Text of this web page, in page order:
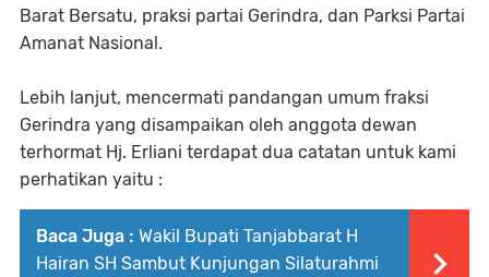
Barat Bersatu, praksi partai Gerindra, dan Parksi Partai
Amanat Nasional.
Lebih lanjut, mencermati pandangan umum fraksi
Gerindra yang disampaikan oleh anggota dewan
terhormat Hj. Erliani terdapat dua catatan untuk kami
perhatikan yaitu :
Baca Juga : Wakil Bupati Tanjabbarat H
Hairan SH Sambut Kunjungan Silaturahmi